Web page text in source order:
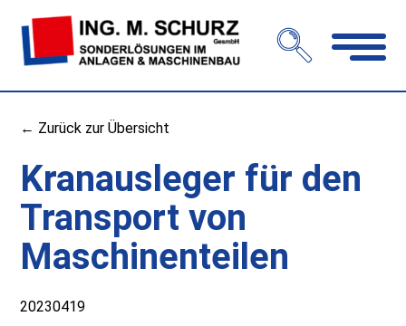
← Zurück zur Übersicht
Kranausleger für den
Transport von
Maschinenteilen
20230419